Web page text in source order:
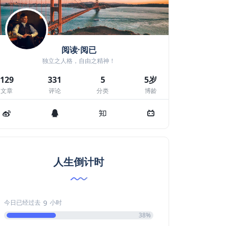
阅读·阅已
独立之人格，自由之精神！
129
文章
331
评论
5
分类
5岁
博龄
人生倒计时
今日已经过去 9 小时
38%